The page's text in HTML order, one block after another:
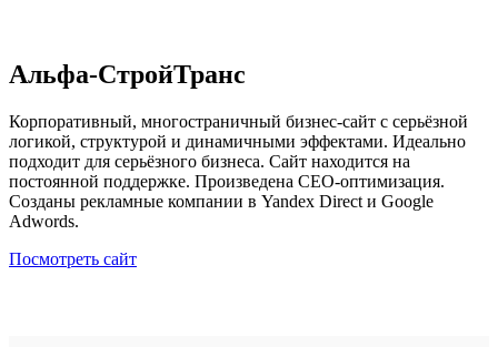
Альфа-СтройТранс
Корпоративный, многостраничный бизнес-сайт с серьёзной
логикой, структурой и динамичными эффектами. Идеально
подходит для серьёзного бизнеса. Сайт находится на
постоянной поддержке. Произведена СЕО-оптимизация.
Созданы рекламные компании в Yandex Direct и Google
Adwords.
Посмотреть сайт